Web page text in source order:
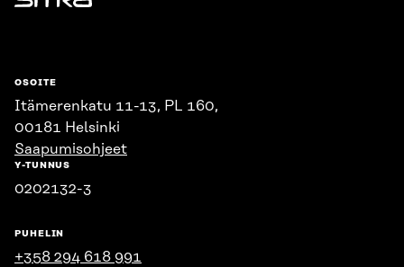
Sitra
OSOITE
Itämerenkatu 11-13, PL 160,
00181 Helsinki
Saapumisohjeet
Y-TUNNUS
0202132-3
PUHELIN
+358 294 618 991